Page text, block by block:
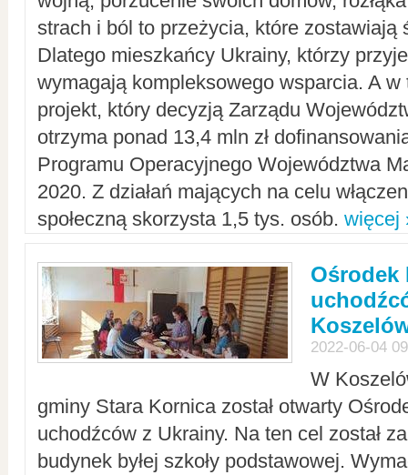
strach i ból to przeżycia, które zostawiają
Dlatego mieszkańcy Ukrainy, którzy
wymagają kompleksowego wsparcia. A w
projekt, który decyzją Zarządu
otrzyma ponad 13,4 mln zł
Programu Operacyjnego Województwa
2020. Z działań mających na celu
społeczną skorzysta 1,5 tys. osób. więcej
Ośrodek
2022-06-04
W
gminy Stara Kornica został otwarty
uchodźców z Ukrainy. Na ten cel został
budynek byłej szkoły podstawowej.